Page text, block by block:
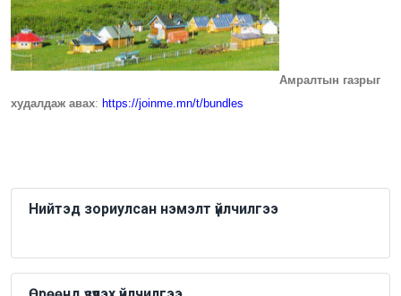
Амралтын газрыг
худалдаж авах: https://joinme.mn/t/bundles
Нийтэд зориулсан нэмэлт үйлчилгээ